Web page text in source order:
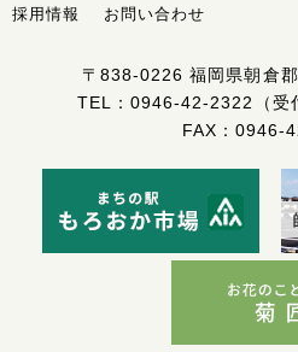
採用情報 お問い合わせ
〒838-0226福岡県朝倉
TEL： 0946-42-2322
（
FAX：0946-